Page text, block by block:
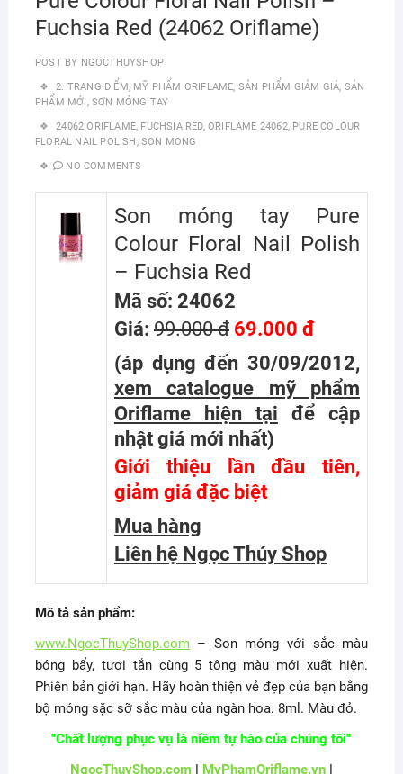
Fuchsia Red (24062 Oriflame)
POST BY NGOCTHUYSHOP
2. TRANG ĐIỂM, MỸ PHẨM ORIFLAME, SẢN PHẨM GIẢM GIÁ, SẢN
PHẨM MỚI, SƠN MÓNG TAY
24062 ORIFLAME, FUCHSIA RED, ORIFLAME 24062, PURE COLOUR
FLORAL NAIL POLISH, SON MONG
NO COMMENTS
Son móng tay Pure
Colour Floral Nail Polish
– Fuchsia Red
Mã số: 24062
Giá: 99.000 đ69.000 đ
(áp dụng đến 30/09/2012,
xem catalogue mỹ phẩm
Oriflame hiện tại
để cập
nhật giá mới nhất)
Giới thiệu lần đầu tiên,
giảm giá đặc biệt
Mua hàng
Liên hệ Ngọc Thúy Shop
Mô tả sản phẩm:
www.NgocThuyShop.com– Son móng với sắc màu
bóng bẩy, tươi tắn cùng 5 tông màu mới xuất hiện.
Phiên bản giới hạn. Hãy hoàn thiện vẻ đẹp của bạn bằng
bộ móng sặc sỡ sắc màu của ngàn hoa. 8ml. Màu đỏ.
"Chất lượng phục vụ là niềm tự hào của chúng tôi"
NgocThuyShop.com| MyPhamOriflame.vn|